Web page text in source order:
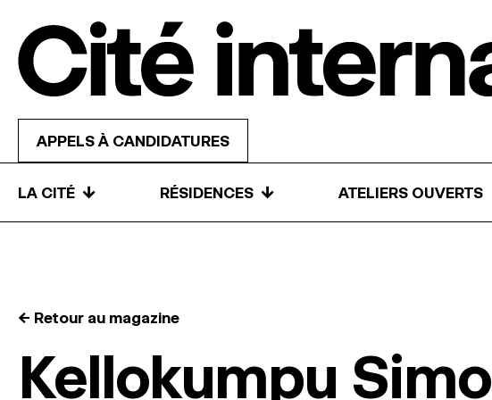
APPELS À CANDIDATURES
LA CITÉ ↓ RÉSIDENCES ↓ ATELIERS OUVERTS
← Retour au magazine
Kellokumpu Simo